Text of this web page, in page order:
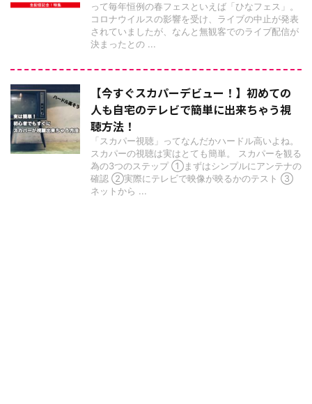
って毎年恒例の春フェスといえば「ひなフェス」。
コロナウイルスの影響を受け、ライブの中止が発表
されていましたが、なんと無観客でのライブ配信が
決まったとの ...
【今すぐスカパーデビュー！】初めての
人も自宅のテレビで簡単に出来ちゃう視
聴方法！
「スカパー視聴」ってなんだかハードル高いよね。
スカパーの視聴は実はとても簡単。 スカパーを観る
為の3つのステップ ①まずはシンプルにアンテナの
確認 ②実際にテレビで映像が映るかのテスト ③
ネットから ...